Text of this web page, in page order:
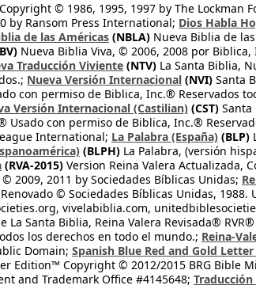
Copyright © 1986, 1995, 1997 by The Lockman
by Ransom Press International; Dios Habla
de las Américas (NBLA) Nueva Biblia de
Nueva Biblia Viva, © 2006, 2008 por
Traducción Viviente (NTV) La Santa Biblia,
Nueva Versión Internacional (NVI) Santa
con permiso de Biblica, Inc.® Reservados
Versión Internacional (Castilian) (CST) Santa
Usado con permiso de Biblica, Inc.®
International; La Palabra (España) (BLP)
(BLPH) La Palabra, (versión
(RVA-2015) Version Reina Valera Actualizada,
2009, 2011 by Sociedades Bíblicas Unidas;
© Sociedades Bíblicas Unidas,
vivelabiblia.com,
La Santa Biblia, Reina Valera Revisada®
los derechos en todo el mundo.; Reina-
Domain; Spanish Blue Red and Gold
Edition™ Copyright © 2012/2015 BRG Bible
and Trademark Office #4145648;